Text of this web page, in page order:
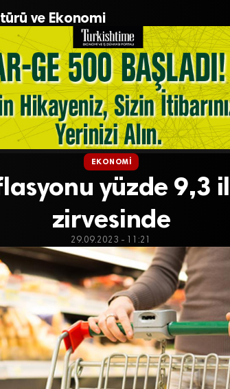
ve Ekonomi
EKONOMI
yüzde 9,3
zirvesinde
29.09.2023 - 11:21